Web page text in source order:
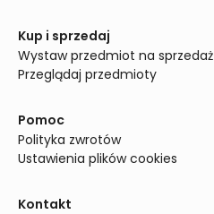
Kup i sprzedaj
Wystaw przedmiot na sprzedaż
Przeglądaj przedmioty
Pomoc
Polityka zwrotów
Ustawienia plików cookies
Kontakt